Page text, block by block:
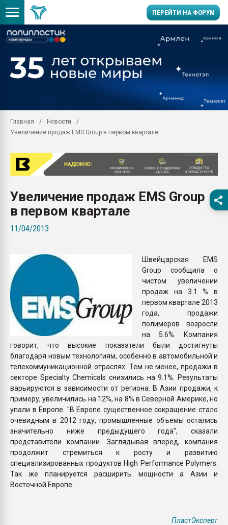
ПЕРЕЙТИ НА ФОРУМ
Вакуум-формовочные
28.07.2026
Всё, что касается
бутылок
Материал поверхности
вакуумного
ПЕРЕЙТИ НА
Главная
Новости
Увеличение продаж EMS Group в первом квартале
Увеличение продаж EMS Group
в первом квартале
11/04/2013
Швейцарская EMS
Group сообщила о
чистом увеличении
продаж на 3.1 % в
первом квартале 2013
года, продажи
полимеров возросли
на 5.6%. Компания
говорит, что высокие показатели были достигнуты
благодаря новым технологиям, особенно в автомобильной и
телекоммуникационной отраслях. Тем не менее, продажи в
секторе Specialty Chemicals снизились на 9.1%. Результаты
варьируются в зависимости от региона. В Азии продажи, к
примеру, увеличились на 12%, на 8% в Северной Америке, но
упали в Европе. "В Европе существенное сокращение стало
очевидным в 2012 году, промышленные объемы остались
значительно ниже предыдущего года", сказали
представители компании. Заглядывая вперед, компания
продолжит стремиться к росту и развитию
специализированных продуктов High Performance Polymers.
Так же планируется расширить мощности а Азии и
Восточной Европе.
ПластЭксперт